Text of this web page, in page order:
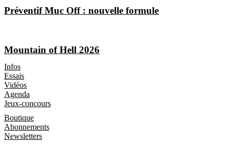
Préventif Muc Off : nouvelle formule
Mountain of Hell 2026
Infos
Essais
Vidéos
Agenda
Jeux-concours
Boutique
Abonnements
Newsletters